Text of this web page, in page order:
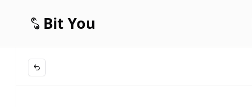
Bit You